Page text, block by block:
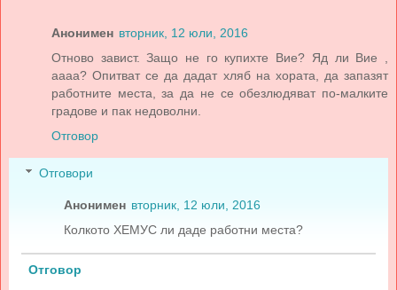
Анонимен вторник, 12 юли, 2016
Отново завист. Защо не го купихте Вие? Яд ли Вие ,
аааа? Опитват се да дадат хляб на хората, да запазят
работните места, за да не се обезлюдяват по-малките
градове и пак недоволни.
Отговор
Отговори
Анонимен вторник, 12 юли, 2016
Колкото ХЕМУС ли даде работни места?
Отговор